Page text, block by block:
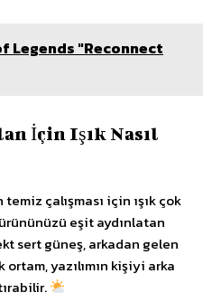
Legends "Reconnect
İçin Işık Nasıl
çalışması için ışık çok
eşit aydınlatan
sert güneş, arkadan gelen
ortam, yazılımın kişiyi arka